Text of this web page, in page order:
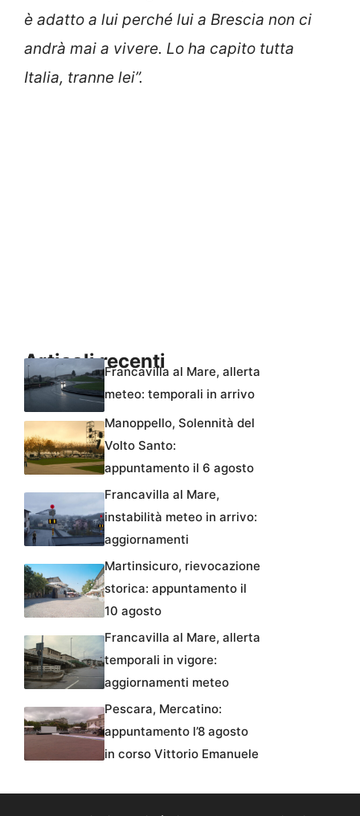
è adatto a lui perché lui a Brescia non ci
andrà mai a vivere. Lo ha capito tutta
Italia, tranne lei”.
Articoli recentiFrancavilla al Mare, allerta
meteo: temporali in arrivo
Manoppello, Solennità del
Volto Santo:
appuntamento il 6 agosto
Francavilla al Mare,
instabilità meteo in arrivo:
aggiornamenti
Martinsicuro, rievocazione
storica: appuntamento il
10 agosto
Francavilla al Mare, allerta
temporali in vigore:
aggiornamenti meteo
Pescara, Mercatino:
appuntamento l’8 agosto
in corso Vittorio Emanuele